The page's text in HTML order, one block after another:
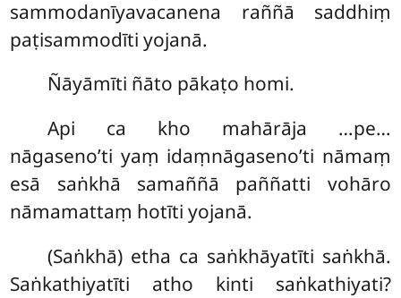
sammodanīyavacanena raññā saddhiṃ
paṭisammodīti yojanā.
Ñāyāmīti ñāto pākaṭo homi.
Api ca kho mahārāja …pe…
nāgaseno’ti yaṃ idaṃnāgaseno’ti nāmaṃ
esā saṅkhā samaññā paññatti vohāro
nāmamattaṃ hotīti yojanā.
(Saṅkhā) etha ca saṅkhāyatīti saṅkhā.
Saṅkathiyatīti atho kinti saṅkathiyati?